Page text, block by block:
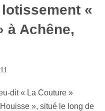
«
à Achêne,
dit « La Couture »
», situé le long de